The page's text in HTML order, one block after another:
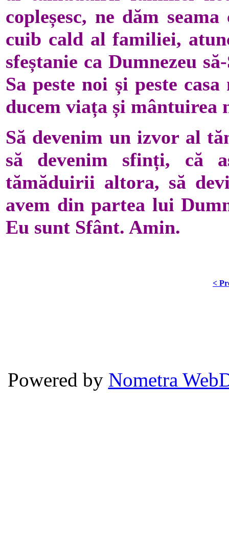
copleșesc, ne dăm
cuib cald al familiei,
sfeștanie ca Dumnezeu
Sa peste noi și peste
ducem viața și mântuirea
Să devenim un izvor al
să devenim sfinți, că
tămăduirii altora, să
avem din partea lui
Eu sunt Sfânt. Amin.
<
Powered by Nometra